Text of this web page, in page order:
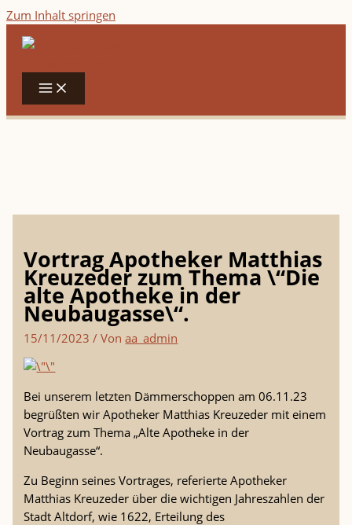
Zum Inhalt springen
Vortrag Apotheker Matthias
Kreuzeder zum Thema \“Die
alte Apotheke in der
Neubaugasse\“.
15/11/2023/ Vonaa_admin
Bei unserem letzten Dämmerschoppen am 06.11.23
begrüßten wir Apotheker Matthias Kreuzeder mit einem
Vortrag zum Thema „Alte Apotheke in der
Neubaugasse“.
Zu Beginn seines Vortrages, referierte Apotheker
Matthias Kreuzeder über die wichtigen Jahreszahlen der
Stadt Altdorf, wie 1622, Erteilung des